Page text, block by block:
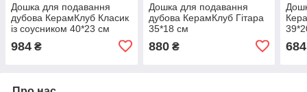
Дошка для подавання
дубова КерамКлуб Класик
із соусником 40*23 см
984 ₴
Дошка для подавання
дубова КерамКлуб Гітара
35*18 см
880₴ 684